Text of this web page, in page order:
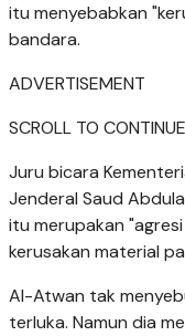
itu menyebabkan
bandara.
ADVERTISEMENT
SCROLL TO
Juru bicara
Jenderal Saud
itu merupakan
kerusakan material
Al-Atwan tak
terluka. Namun dia